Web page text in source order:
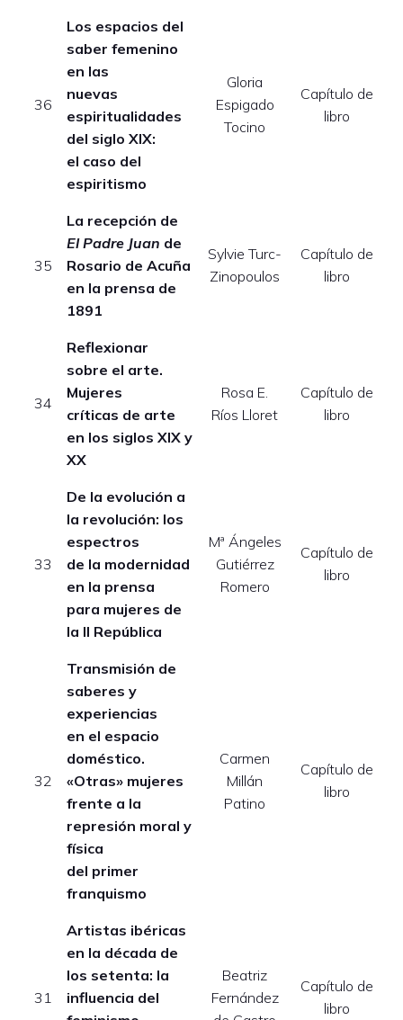
36
Los espacios del
saber femenino
en las
nuevas
espiritualidades
del siglo XIX:
el caso del
espiritismo
Gloria
Espigado
Tocino
Capítulo de
libro
35
La recepción de
El Padre Juan de
Rosario de Acuña
en la prensa de
1891
Sylvie Turc-
Zinopoulos
Capítulo de
libro
34
Reflexionar
sobre el arte.
Mujeres
críticas de arte
en los siglos XIX y
XX
Rosa E.
Ríos Lloret
Capítulo de
libro
33
De la evolución a
la revolución: los
espectros
de la modernidad
en la prensa
para mujeres de
la II República
Mª Ángeles
Gutiérrez
Romero
Capítulo de
libro
32
Transmisión de
saberes y
experiencias
en el espacio
doméstico.
«Otras» mujeres
frente a la
represión moral y
física
del primer
franquismo
Carmen
Millán
Patino
Capítulo de
libro
31
Artistas ibéricas
en la década de
los setenta: la
influencia del
Beatriz
Fernández
Capítulo de
libro